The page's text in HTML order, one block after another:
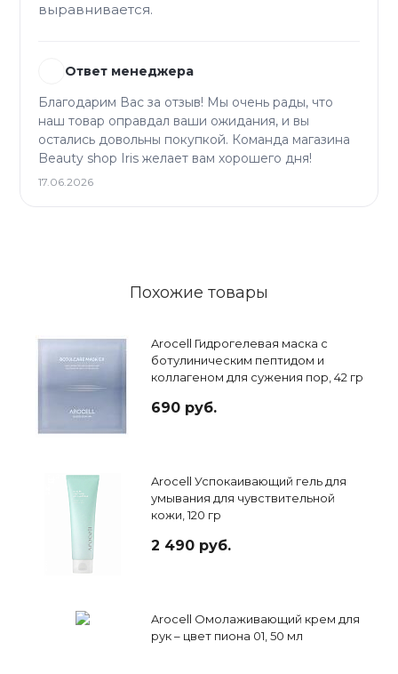
выравнивается.
Ответ менеджера
Благодарим Вас за отзыв! Мы очень рады, что
наш товар оправдал ваши ожидания, и вы
остались довольны покупкой. Команда магазина
Beauty shop Iris желает вам хорошего дня!
17.06.2026
Похожие товары
Arocell Гидрогелевая маска с
ботулиническим пептидом и
коллагеном для сужения пор, 42 гр
690 руб.
Arocell Успокаивающий гель для
умывания для чувствительной
кожи, 120 гр
2 490 руб.
Arocell Омолаживающий крем для
рук – цвет пиона 01, 50 мл